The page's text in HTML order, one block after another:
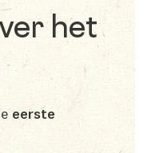
het
eerste